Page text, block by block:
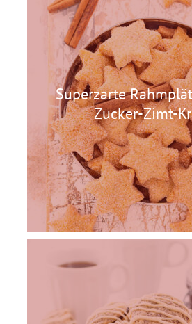
Superzarte
Zucker-Zimt-